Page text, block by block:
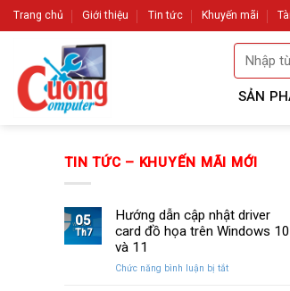
Skip
to
Trang chủ Giới thiệu Tin tức Khuyến mãi
Tìm
kiếm:
SẢN
TIN TỨC – KHUYẾN MÃI MỚI
05
Th7
Hướng dẫn cập nhật driver
card đồ họa trên Windows 10
và 11
Chức năng bình luận bị tắtở